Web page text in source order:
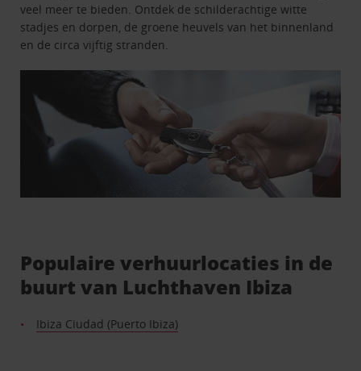
veel meer te bieden. Ontdek de schilderachtige witte
stadjes en dorpen, de groene heuvels van het binnenland
en de circa vijftig stranden.
Populaire verhuurlocaties in de
buurt van Luchthaven Ibiza
Ibiza Ciudad (Puerto Ibiza)